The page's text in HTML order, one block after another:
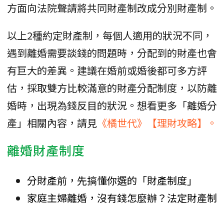
方面向法院聲請將共同財產制改成分別財產制。
以上2種約定財產制，每個人適用的狀況不同，
遇到離婚需要談錢的問題時，分配到的財產也會
有巨大的差異。建議在婚前或婚後都可多方評
估，採取雙方比較滿意的財產分配制度，以防離
婚時，出現為錢反目的狀況。想看更多「離婚分
產」相關內容，請見 《橘世代》【理財攻略】。
離婚財產制度
分財產前，先搞懂你選的「財產制度」
家庭主婦離婚，沒有錢怎麼辦？法定財產制